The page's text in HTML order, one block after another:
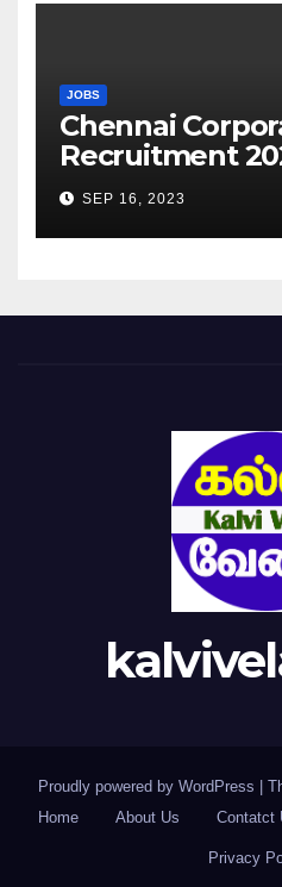
JOBS
Chennai
Recruitment
SEP 16, 2023
Proudly powered by WordPress |
Home
About Us Contatct
Privacy